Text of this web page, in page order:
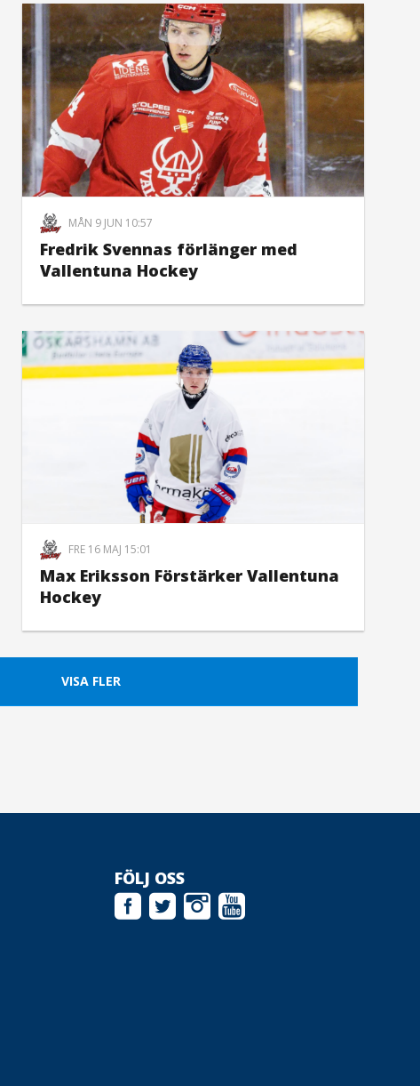
MÅN 9 JUN 10:57
Fredrik Svennas förlänger med
Vallentuna Hockey
FRE 16 MAJ 15:01
Max Eriksson Förstärker Vallentuna
Hockey
VISA FLER
FÖLJ OSS